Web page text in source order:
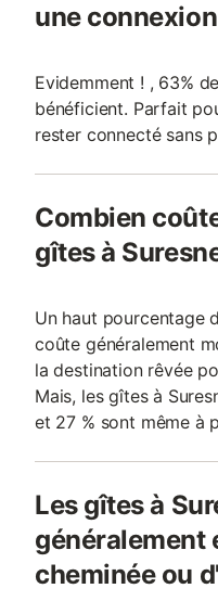
une
Evidemment ! , 63%
bénéficient. Parfait
rester connecté sans
Combien
gîtes à
Un haut pourcentage
coûte généralement
la destination rêvée
Mais, les gîtes à
et 27 % sont même à
Les gîtes à
généralement
cheminée ou